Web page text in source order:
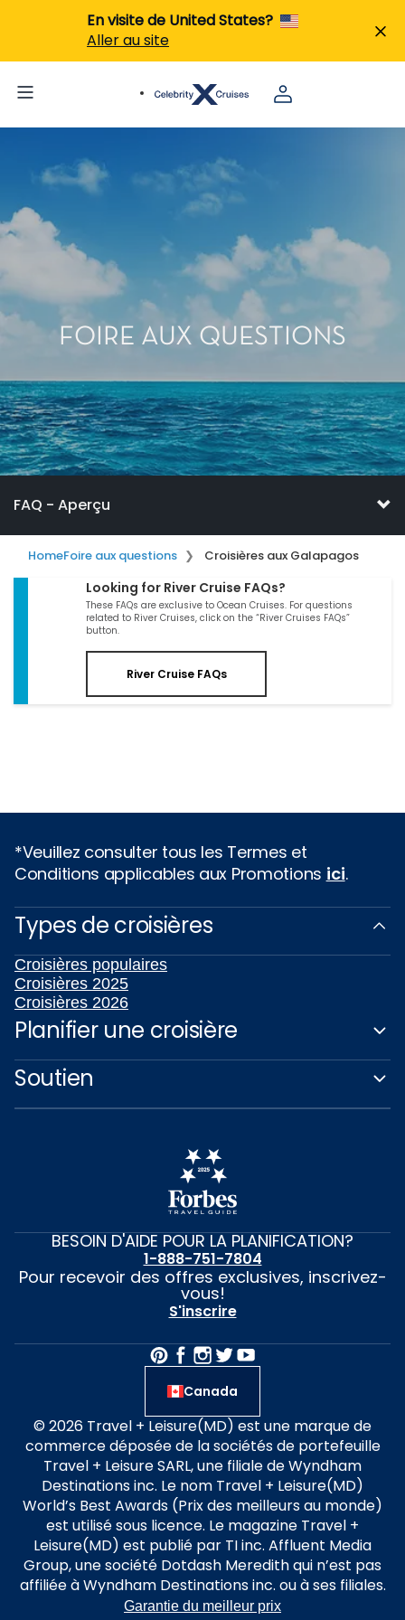
En visite de United States?
Aller au site
FOIRE AUX QUESTIONS
FAQ - Aperçu
HomeFoire aux questions Croisières aux Galapagos
Looking for River Cruise FAQs?
These FAQs are exclusive to Ocean Cruises. For questions
related to River Cruises, click on the “River Cruises FAQs”
button.
River Cruise FAQs
*Veuillez consulter tous les Termes et
Conditions applicables aux Promotions ici.
Types de croisières
Croisières populaires
Croisières 2025
Croisières 2026
Planifier une croisière
Soutien
BESOIN D'AIDE POUR LA PLANIFICATION?
1-888-751-7804
Pour recevoir des offres exclusives, inscrivez-
vous!
S'inscrire
Canada
© 2026 Travel + Leisure(MD) est une marque de
commerce déposée de la sociétés de portefeuille
Travel + Leisure SARL, une filiale de Wyndham
Destinations inc. Le nom Travel + Leisure(MD)
World’s Best Awards (Prix des meilleurs au monde)
est utilisé sous licence. Le magazine Travel +
Leisure(MD) est publié par TI inc. Affluent Media
Group, une société Dotdash Meredith qui n’est pas
affiliée à Wyndham Destinations inc. ou à ses filiales.
Garantie du meilleur prix